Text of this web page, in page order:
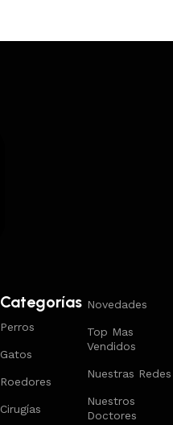
Categorías
Perros
Gatos
Roedores
Cirugías
Novedades
Top Mas
Vendidos
Nuestras Redes
Nuestros
Doctores